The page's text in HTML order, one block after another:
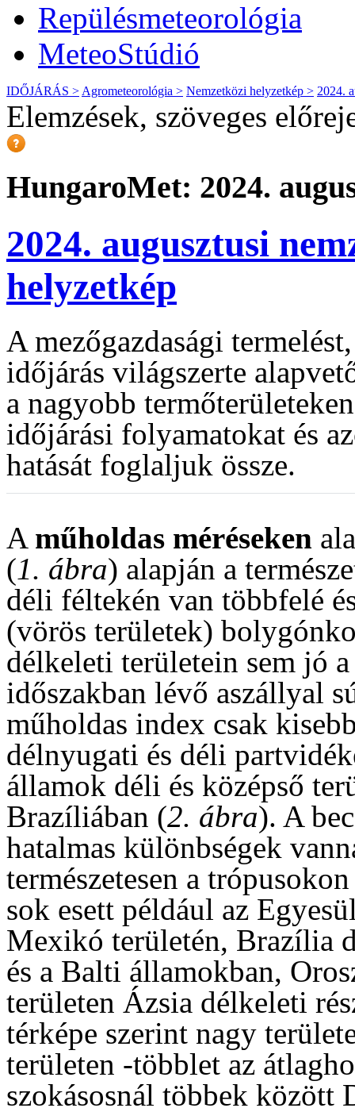
Repülésmeteorológia
MeteoStúdió
IDŐJÁRÁS > Agrometeorológia > Nemzetközi helyzetkép > 2024.
Elemzések, szöveges
HungaroMet: 2024.
2024. augusztusi
helyzetkép
A mezőgazdasági
időjárás világszerte
a nagyobb
időjárási folyamatokat és
hatását foglaljuk össze.
A műholdas méréseken
(1. ábra) alapján a
déli féltekén van többfelé
(vörös területek)
délkeleti területein sem jó
időszakban lévő aszállyal
műholdas index csak
délnyugati és déli
államok déli és középső
Brazíliában (2. ábra). A
hatalmas különbségek
természetesen a
sok esett például az
Mexikó területén, Brazília
és a Balti államokban,
területen Ázsia délkeleti
térképe szerint nagy
területen -többlet az
szokásosnál többek között